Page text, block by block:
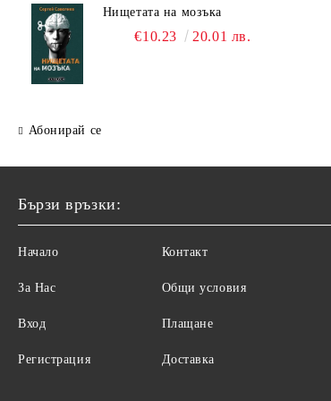
Нищетата на мозъка
€10.23 20.01 лв.
Абонирай се
Бързи връзки:
Начало
За Нас
Вход
Регистрация
Контакт
Общи условия
Плащане
Доставка